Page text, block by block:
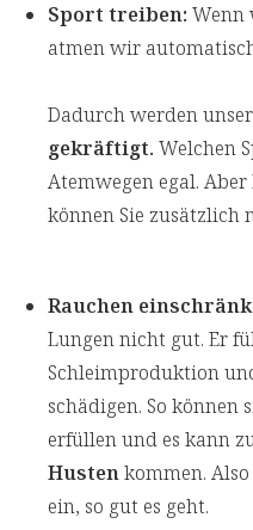
Sport treiben: Wenn
atmen wir
Dadurch werden
gekräftigt. Welchen
Atemwegen egal.
können Sie zusätzlich
Rauchen
Lungen nicht gut. Er
Schleimproduktion
schädigen. So
erfüllen und es kann
Hustenkommen.
ein, so gut es geht.